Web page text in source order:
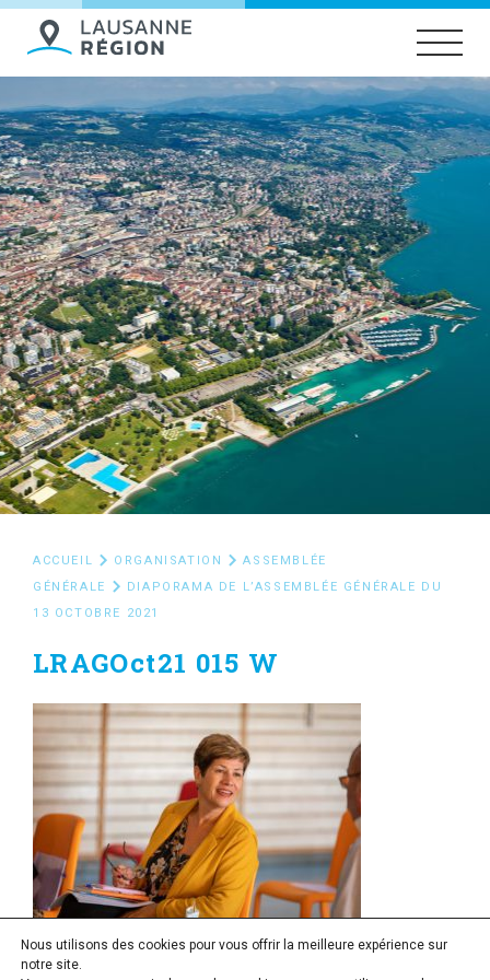
ACCUEIL ORGANISATION
ASSEMBLÉE
GÉNÉRALE
DIAPORAMA DE L’ASSEMBLÉE GÉNÉRALE DU
13 OCTOBRE 2021
LRAGOct21 015 W
Nous utilisons des cookies pour vous offrir la meilleure expérience sur
notre site.